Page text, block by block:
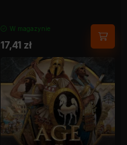
W magazynie
17,41 zł